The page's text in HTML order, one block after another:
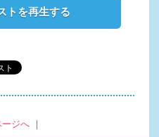
トを再生する
ジへ｜